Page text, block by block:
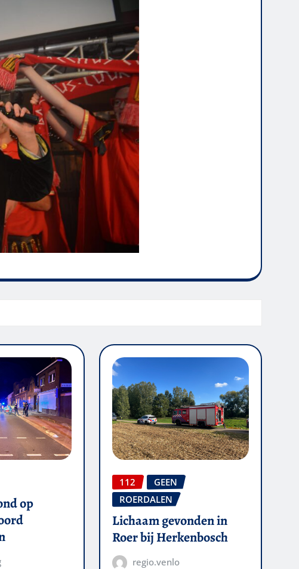
op
112
GEEN
ROERDALEN
Lichaam gevonden in
Roer bij Herkenbosch
regio.venlo